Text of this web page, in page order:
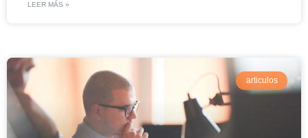
LEER MÁS »
articulos